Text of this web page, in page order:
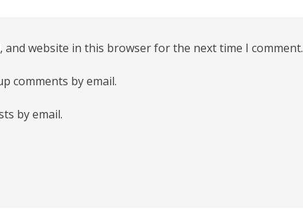
and website in this browser for the next time I comment.
comments by email.
by email.